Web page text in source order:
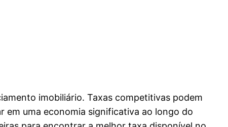
imobiliário. Taxas competitivas podem
em uma economia significativa ao longo do